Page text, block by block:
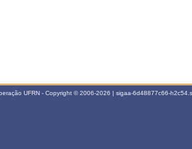
UFRN - Copyright © 2006-2026 | sigaa-6d48877c66-